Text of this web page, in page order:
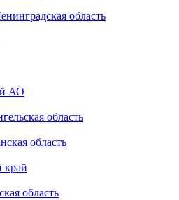
область
АО
область
область
край
область